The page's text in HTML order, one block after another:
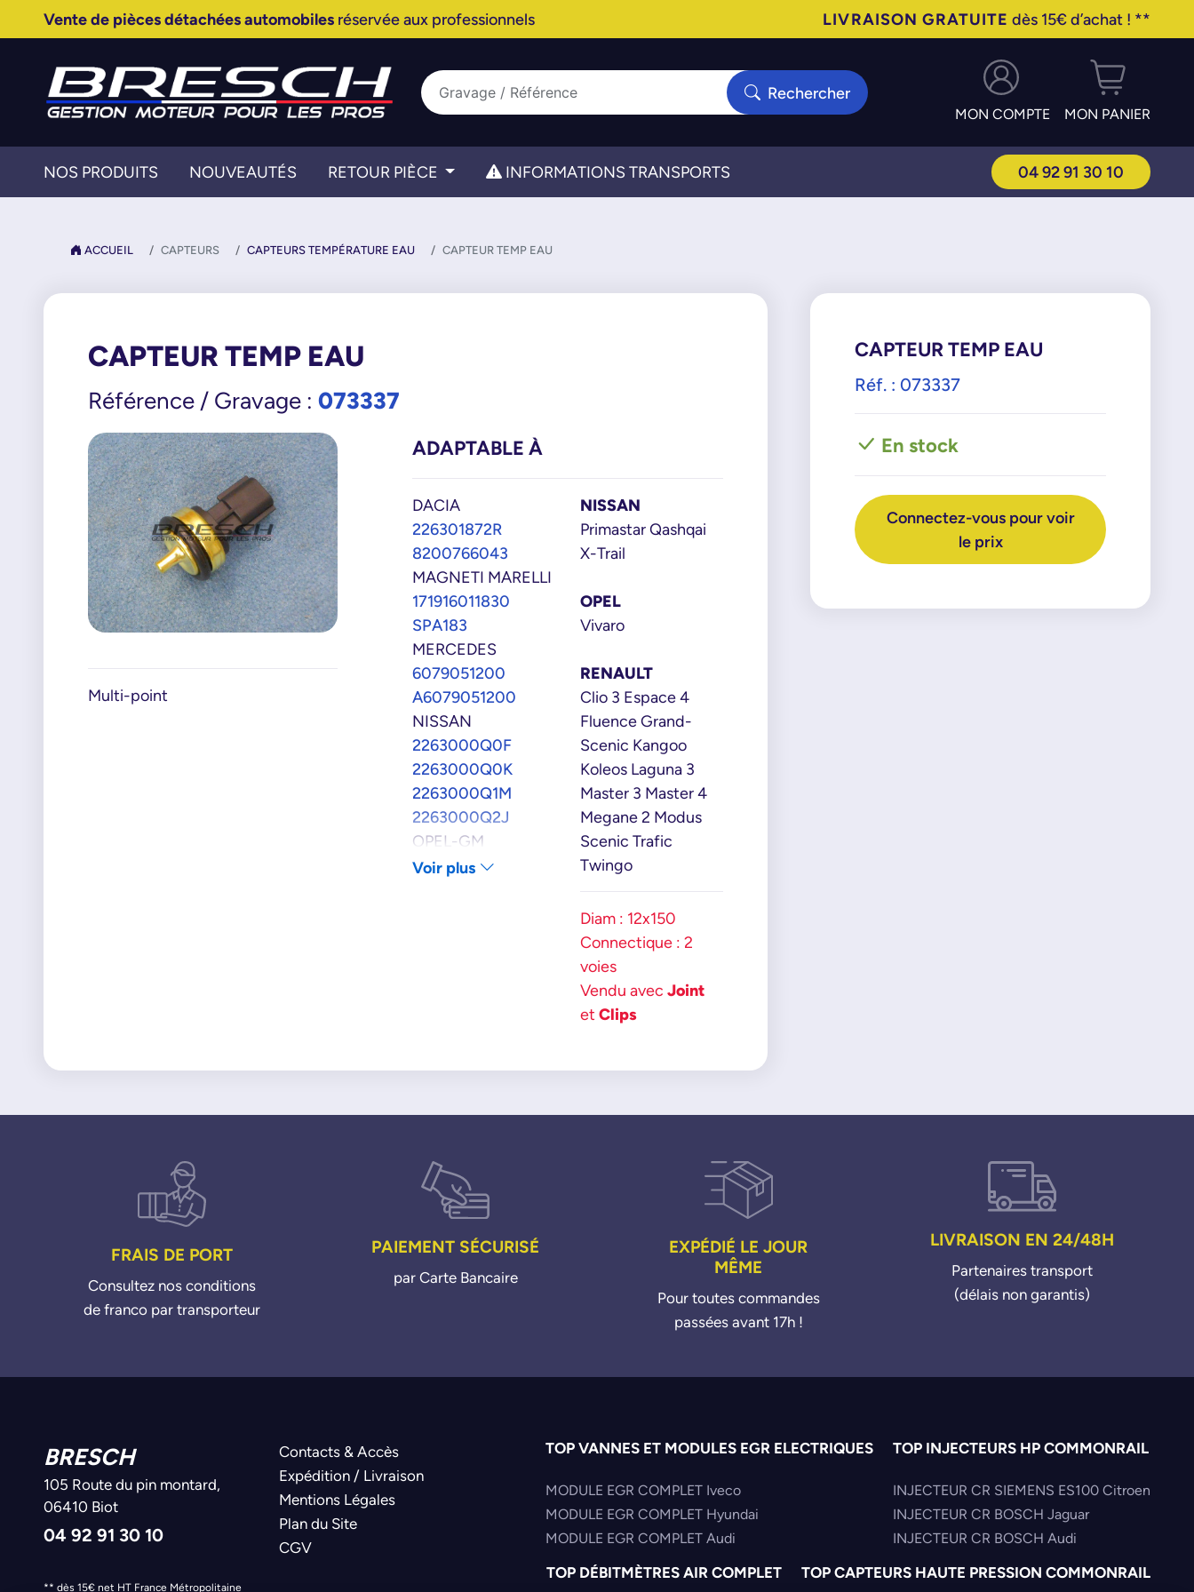
Vente de pièces détachées automobilesréservée aux professionnels LIVRAISON GRATUITE dès 15€ d’achat ! **
Rechercher
MON COMPTE MON PANIER
NOS PRODUITS NOUVEAUTÉS RETOUR PIÈCE INFORMATIONS TRANSPORTS 04 92 91 30 10
ACCUEIL CAPTEURS CAPTEURS TEMPÉRATURE EAU CAPTEUR TEMP EAU
CAPTEUR TEMP EAU
Référence / Gravage : 073337
Multi-point
ADAPTABLE À
DACIA
226301872R
8200766043
MAGNETI MARELLI
171916011830
SPA183
MERCEDES
6079051200
A6079051200
NISSAN
2263000Q0F
2263000Q0K
2263000Q1M
2263000Q2J
OPEL-GM
93198034
Voir plus
NISSAN
Primastar Qashqai
X-Trail
OPEL
Vivaro
RENAULT
Clio 3 Espace 4
Fluence Grand-
Scenic Kangoo
Koleos Laguna 3
Master 3 Master 4
Megane 2 Modus
Scenic Trafic
Twingo
Diam : 12x150
Connectique : 2
voies
Vendu avec Joint
et Clips
CAPTEUR TEMP EAU
Réf. : 073337
En stock
Connectez-vous pour voir
le prix
FRAIS DE PORT
Consultez nos conditions
de franco par transporteur
PAIEMENT SÉCURISÉ
par Carte Bancaire
EXPÉDIÉ LE JOUR
MÊME
Pour toutes commandes
passées avant 17h !
LIVRAISON EN 24/48H
Partenaires transport
(délais non garantis)
BRESCH
105 Route du pin montard,
06410 Biot
04 92 91 30 10
Contacts & Accès
Expédition / Livraison
Mentions Légales
Plan du Site
CGV
** dès 15€ net HT France Métropolitaine
TOP VANNES ET MODULES EGR ELECTRIQUES
MODULE EGR COMPLET Iveco
MODULE EGR COMPLET Hyundai
MODULE EGR COMPLET Audi
TOP INJECTEURS HP COMMONRAIL
INJECTEUR CR SIEMENS ES100 Citroen
INJECTEUR CR BOSCH Jaguar
INJECTEUR CR BOSCH Audi
TOP DÉBITMÈTRES AIR COMPLET TOP CAPTEURS HAUTE PRESSION COMMONRAIL